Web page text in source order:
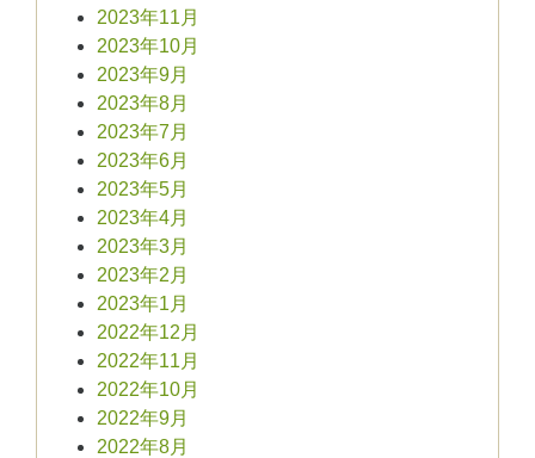
2023年11月
2023年10月
2023年9月
2023年8月
2023年7月
2023年6月
2023年5月
2023年4月
2023年3月
2023年2月
2023年1月
2022年12月
2022年11月
2022年10月
2022年9月
2022年8月